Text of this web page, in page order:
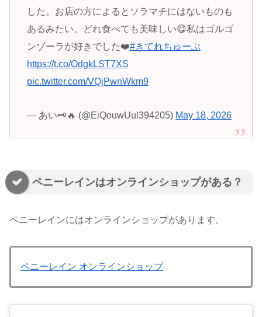
した。お店の方によるとソラマチにはないものも
あるみたい。どれ食べても美味しい😋私はゴルゴ
ンゾーラが好きでした❤️#きてれちゅーぶ
https://t.co/OdgkLST7XS
pic.twitter.com/VQjPwnWkm9
— あい🗝️🔥 (@EiQouwUul394205) May 18, 2026
ペニーレインはオンラインショップがある？
ペニーレインにはオンラインショップがあります。
ペニーレイン オンラインショップ